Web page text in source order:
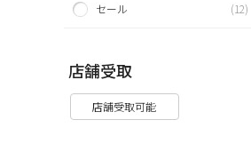
セール (12)
店舗受取
店舗受取可能